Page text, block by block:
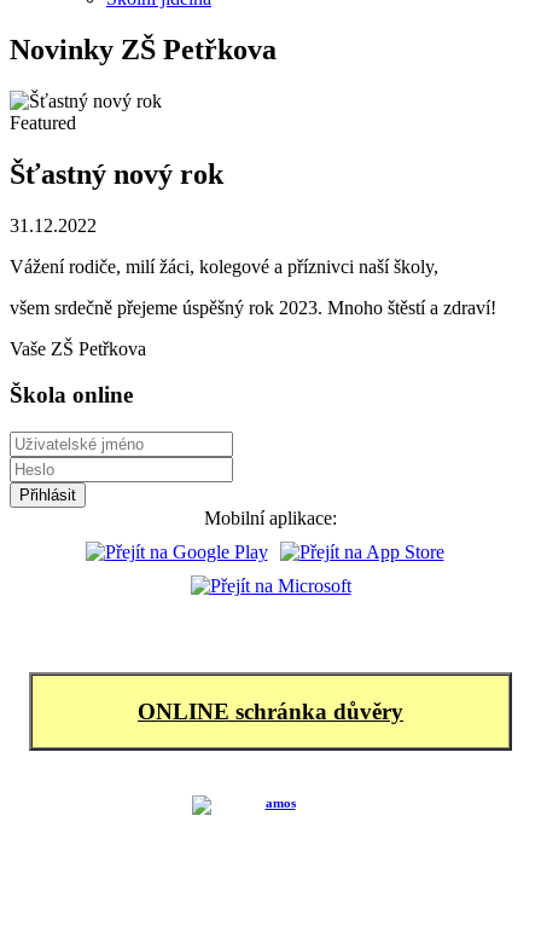
Novinky ZŠ Petřkova
Featured
Šťastný nový rok
31.12.2022
Vážení rodiče, milí žáci, kolegové a příznivci naší školy,
všem srdečně přejeme úspěšný rok 2023. Mnoho štěstí a zdraví!
Vaše ZŠ Petřkova
Škola online
Mobilní aplikace:
ONLINE schránka důvěry